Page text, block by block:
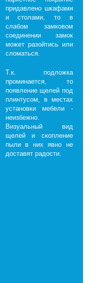
придавлено шкафами
и столами, то в
слабом замковом
соединении замок
может разойтись или
сломаться.
Т.к. подложка
проминается, то
появление щелей под
плинтусом, в местах
установки мебели -
неизбежно.
Визуальный вид
щелей и скопление
пыли в них явно не
доставят радости.